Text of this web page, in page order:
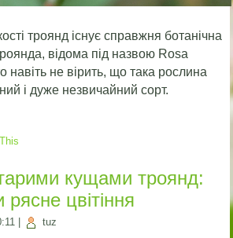
троянд існує справжня ботанічна
відома під назвою Rosa
навіть не вірить, що така рослина
і дуже незвичайний сорт.
кущами троянд:
рясне цвітіння
tuz